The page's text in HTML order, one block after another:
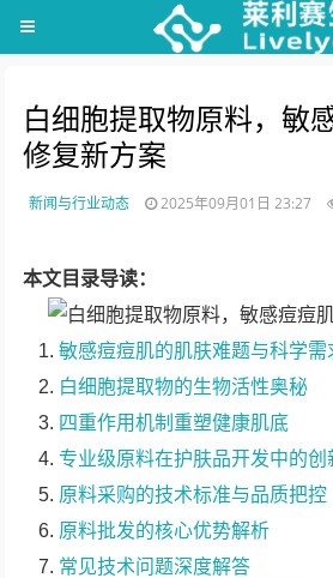
白细胞提取物原料，敏
修复新方案
新闻与行业动态 2025年09月01日 23:27
本文目录导读：
敏感痘痘肌的肌肤难题与科学需
白细胞提取物的生物活性奥秘
四重作用机制重塑健康肌底
专业级原料在护肤品开发中的创
原料采购的技术标准与品质把控
原料批发的核心优势解析
常见技术问题深度解答